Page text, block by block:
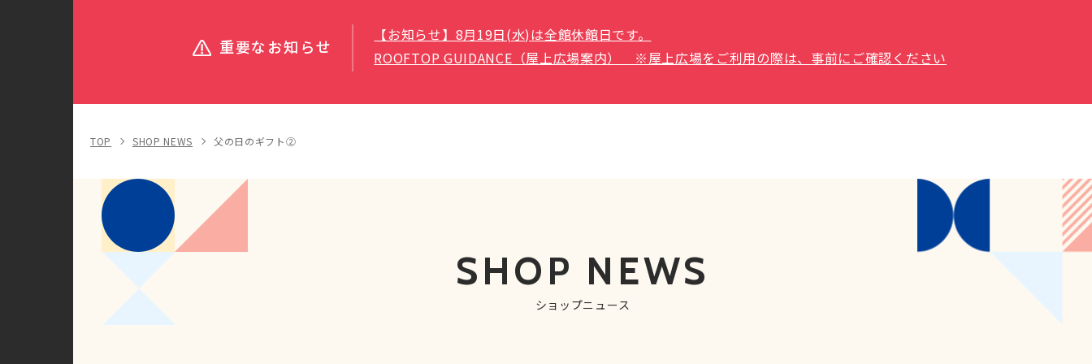
重要なお知らせ
【お知らせ】8月19日(水)は全館休館日です。
ROOFTOP GUIDANCE（屋上広場案内） ※屋上広場をご利用の際は、事前にご確認ください
TOP SHOP NEWS 父の日のギフト②
SHOP NEWS
ショップニュース